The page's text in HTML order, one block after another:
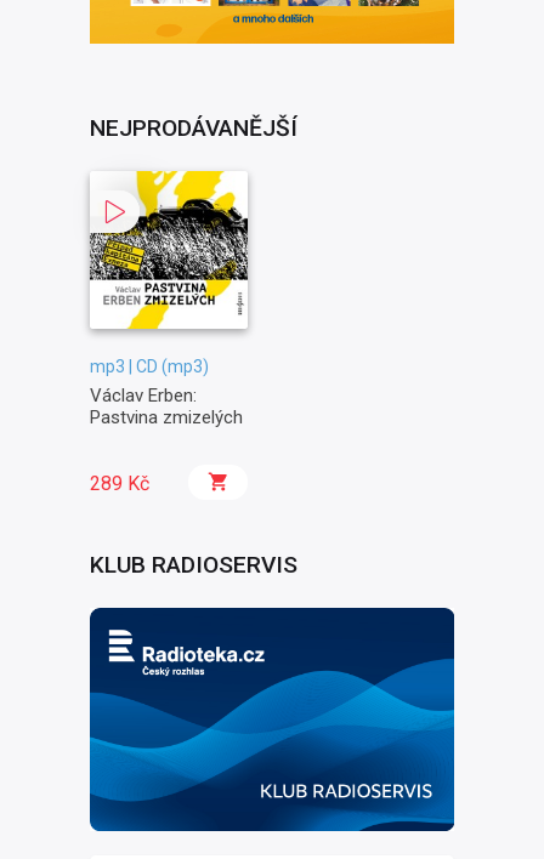
NEJPRODÁVANĚJŠÍ
mp3 | CD (mp3)
Václav Erben:
Pastvina zmizelých
289 Kč
KLUB RADIOSERVIS